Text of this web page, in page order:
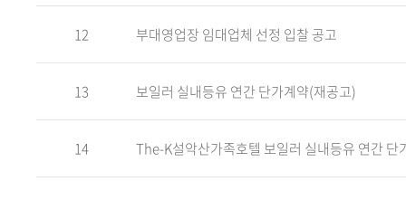
12 부대영업장 임대업체 선정 입찰 공고
13 보일러 실내등유 연간 단가계약(재공고)
14 The-K설악산가족호텔 보일러 실내등유 연간 단